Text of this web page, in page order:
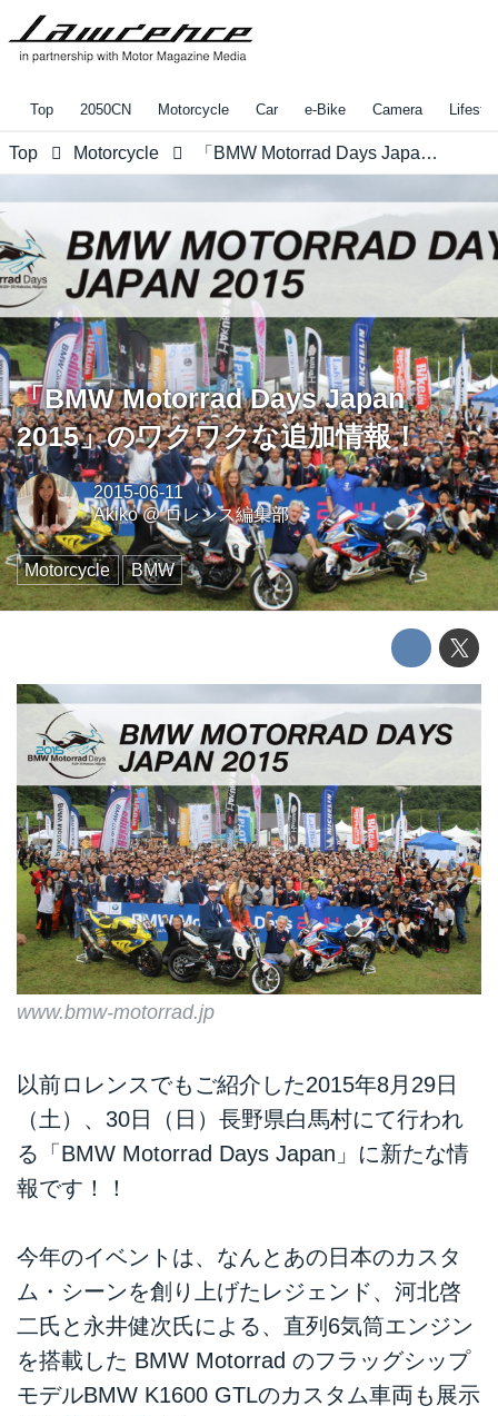
Top 2050CN Motorcycle Car e-Bike Camera
Top Motorcycle 「BMW Motorrad Days Japan 2015」のワクワクな追加情報！
「BMW Motorrad Days Japan
2015」のワクワクな追加情報！
2015-06-11
Akiko@ロレンス編集部
Motorcycle BMW
www.bmw-motorrad.jp
以前ロレンスでもご紹介した2015年8月29日
（土）、30日（日）長野県白馬村にて行われ
る「BMW Motorrad Days Japan」に新たな情
報です！！
今年のイベントは、なんとあの日本のカスタ
ム・シーンを創り上げたレジェンド、河北啓
二氏と永井健次氏による、直列6気筒エンジン
を搭載した BMW Motorrad のフラッグシップ
モデルBMW K1600 GTLのカスタム車両も展示